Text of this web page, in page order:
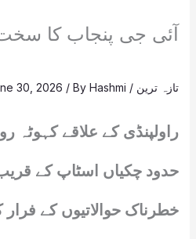
آئی جی پنجاب کا
تازہ ترین /
30, 2026 / ByHashmi
راولپنڈی کے علاقے کہوٹہ
حدود چکیاں اسٹاپ کے
خطرناک حوالاتیوں کے فرار